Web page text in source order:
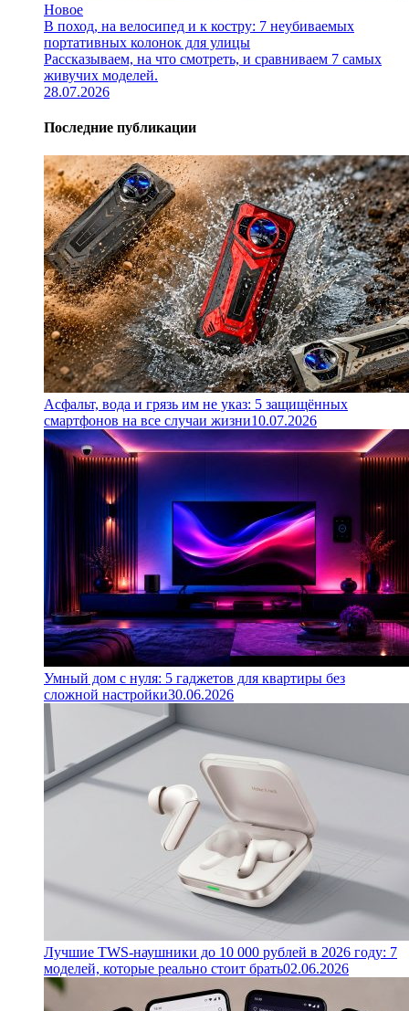
Новое
В поход, на велосипед и к костру: 7 неубиваемых
портативных колонок для улицы
Рассказываем, на что смотреть, и сравниваем 7 самых
живучих моделей.
28.07.2026
Последние публикации
Асфальт, вода и грязь им не указ: 5 защищённых
смартфонов на все случаи жизни10.07.2026
Умный дом с нуля: 5 гаджетов для квартиры без
сложной настройки30.06.2026
Лучшие TWS-наушники до 10 000 рублей в 2026 году: 7
моделей, которые реально стоит брать02.06.2026